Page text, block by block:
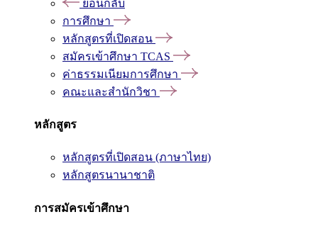
ย้อนกลับ
การศึกษา
หลักสูตรที่เปิดสอน
สมัครเข้าศึกษา TCAS
ค่าธรรมเนียมการศึกษา
คณะและสำนักวิชา
หลักสูตร
หลักสูตรที่เปิดสอน (ภาษาไทย)
หลักสูตรนานาชาติ
การสมัครเข้าศึกษา